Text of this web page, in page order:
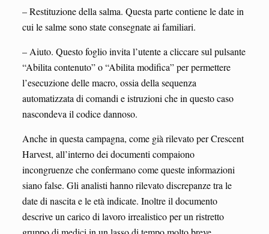
– Restituzione della salma. Questa parte contiene le date in
cui le salme sono state consegnate ai familiari.
– Aiuto. Questo foglio invita l’utente a cliccare sul pulsante
“Abilita contenuto” o “Abilita modifica” per permettere
l’esecuzione delle macro, ossia della sequenza
automatizzata di comandi e istruzioni che in questo caso
nascondeva il codice dannoso.
Anche in questa campagna, come già rilevato per Crescent
Harvest, all’interno dei documenti compaiono
incongruenze che confermano come queste informazioni
siano false. Gli analisti hanno rilevato discrepanze tra le
date di nascita e le età indicate. Inoltre il documento
descrive un carico di lavoro irrealistico per un ristretto